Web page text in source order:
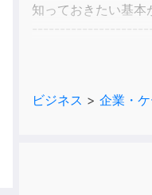
知っておきたい基本
【目次】
ビジネス > 企業・